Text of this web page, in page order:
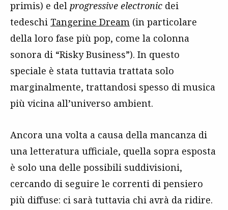
primis) e del progressive electronic dei
tedeschi Tangerine Dream (in particolare
della loro fase più pop, come la colonna
sonora di “Risky Business”). In questo
speciale è stata tuttavia trattata solo
marginalmente, trattandosi spesso di musica
più vicina all’universo ambient.
Ancora una volta a causa della mancanza di
una letteratura ufficiale, quella sopra esposta
è solo una delle possibili suddivisioni,
cercando di seguire le correnti di pensiero
più diffuse: ci sarà tuttavia chi avrà da ridire.